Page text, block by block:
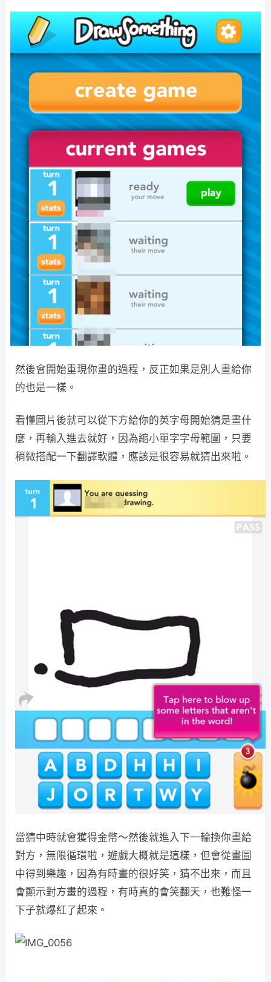
然後會開始重現你畫的過程，反正如果是別人畫給你
的也是一樣。
看懂圖片後就可以從下方給你的英字母開始猜是畫什
麼，再輸入進去就好，因為縮小單字字母範圍，只要
稍微搭配一下翻譯軟體，應該是很容易就猜出來啦。
當猜中時就會獲得金幣～然後就進入下一輪換你畫給
對方，無限循環啦，遊戲大概就是這樣，但會從畫圖
中得到樂趣，因為有時畫的很好笑，猜不出來，而且
會顯示對方畫的過程，有時真的會笑翻天，也難怪一
下子就爆紅了起來。